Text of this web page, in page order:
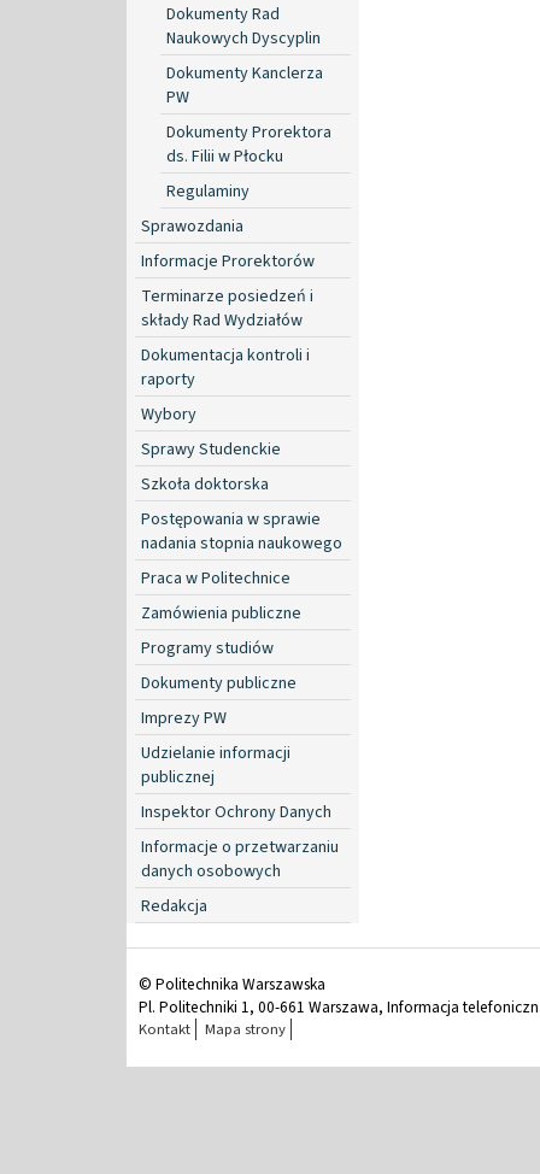
Dokumenty Rad
Naukowych Dyscyplin
Dokumenty Kanclerza
PW
Dokumenty Prorektora
ds. Filii w Płocku
Regulaminy
Sprawozdania
Informacje Prorektorów
Terminarze posiedzeń i
składy Rad Wydziałów
Dokumentacja kontroli i
raporty
Wybory
Sprawy Studenckie
Szkoła doktorska
Postępowania w sprawie
nadania stopnia naukowego
Praca w Politechnice
Zamówienia publiczne
Programy studiów
Dokumenty publiczne
Imprezy PW
Udzielanie informacji
publicznej
Inspektor Ochrony Danych
Informacje o przetwarzaniu
danych osobowych
Redakcja
© Politechnika Warszawska
Pl. Politechniki 1, 00-661 Warszawa, Informacja
Kontakt Mapa strony